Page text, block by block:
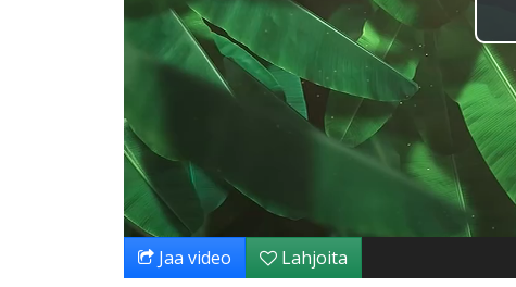
Jaa video Lahjoita